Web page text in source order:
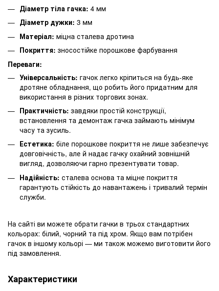
Діаметр тіла гачка: 4 мм
Діаметр дужки: 3 мм
Матеріал: міцна сталева дротина
Покриття: зносостійке порошкове фарбування
Переваги:
Універсальність: гачок легко кріпиться на будь-яке
дротяне обладнання, що робить його придатним для
використання в різних торгових зонах.
Практичність: завдяки простій конструкції,
встановлення та демонтаж гачка займають мінімум
часу та зусиль.
Естетика: біле порошкове покриття не лише забезпечує
довговічність, але й надає гачку охайний зовнішній
вигляд, дозволяючи гарно презентувати товар.
Надійність: сталева основа та міцне покриття
гарантують стійкість до навантажень і тривалий термін
служби.
На сайті ви можете обрати гачки в трьох стандартних
кольорах: білий, чорний та під хром. Якщо вам потрібен
гачок в іншому кольорі — ми також можемо виготовити його
під замовлення.
Характеристики